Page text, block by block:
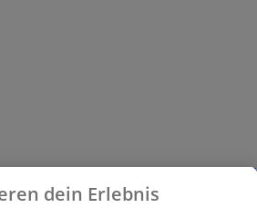
dein Erlebnis